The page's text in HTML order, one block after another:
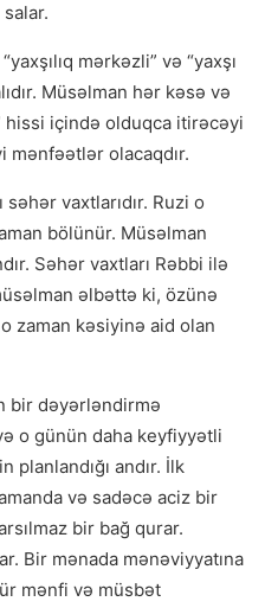
mərkəzli” və “yaxşı
Müsəlman hər kəsə və
hissi içində olduqca itirəcəyi
mənfəətlər olacaqdır.
vaxtlarıdır. Ruzi o
bölünür. Müsəlman
Səhər vaxtları Rəbbi ilə
əlbəttə ki, özünə
zaman kəsiyinə aid olan
bir dəyərləndirmə
o günün daha keyfiyyətli
andır. İlk
və sadəcə aciz bir
bir bağ qurar.
Bir mənada mənəviyyatına
mənfi və müsbət